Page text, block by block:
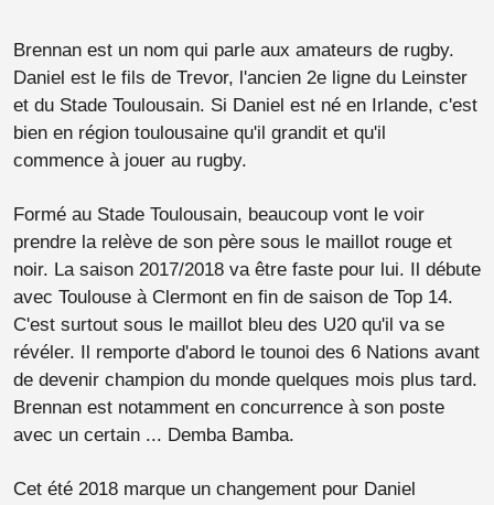
Brennan est un nom qui parle aux amateurs de rugby.
Daniel est le fils de Trevor, l'ancien 2e ligne du Leinster
et du Stade Toulousain. Si Daniel est né en Irlande, c'est
bien en région toulousaine qu'il grandit et qu'il
commence à jouer au rugby.
Formé au Stade Toulousain, beaucoup vont le voir
prendre la relève de son père sous le maillot rouge et
noir. La saison 2017/2018 va être faste pour lui. Il débute
avec Toulouse à Clermont en fin de saison de Top 14.
C'est surtout sous le maillot bleu des U20 qu'il va se
révéler. Il remporte d'abord le tounoi des 6 Nations avant
de devenir champion du monde quelques mois plus tard.
Brennan est notamment en concurrence à son poste
avec un certain ... Demba Bamba.
Cet été 2018 marque un changement pour Daniel